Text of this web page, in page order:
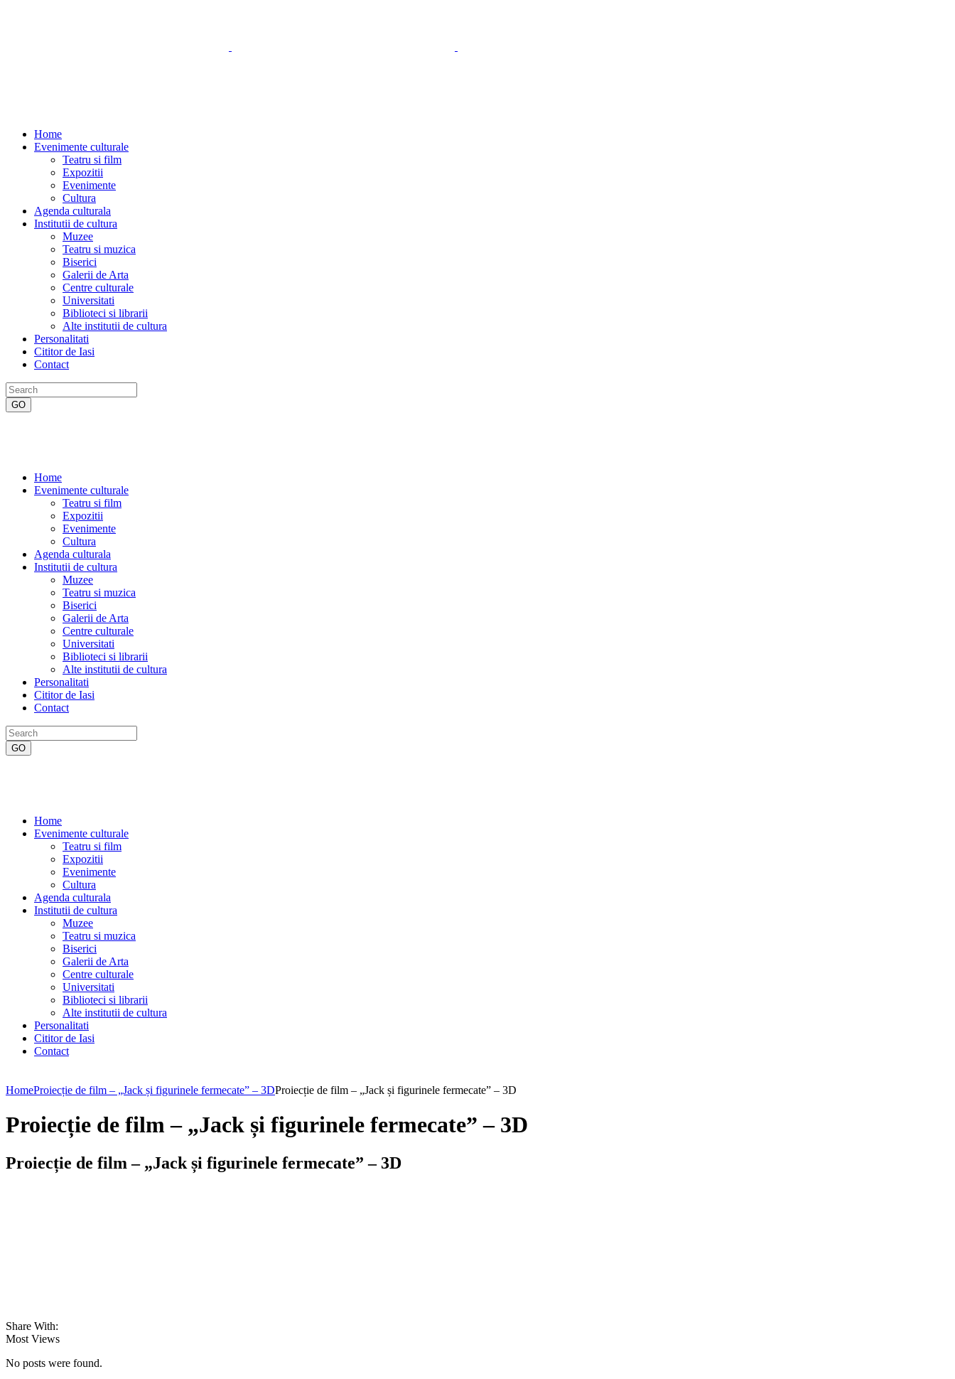
Home
Evenimente culturale
Teatru si film
Expozitii
Evenimente
Cultura
Agenda culturala
Institutii de cultura
Muzee
Teatru si muzica
Biserici
Galerii de Arta
Centre culturale
Universitati
Biblioteci si librarii
Alte institutii de cultura
Personalitati
Cititor de Iasi
Contact
Home
Evenimente culturale
Teatru si film
Expozitii
Evenimente
Cultura
Agenda culturala
Institutii de cultura
Muzee
Teatru si muzica
Biserici
Galerii de Arta
Centre culturale
Universitati
Biblioteci si librarii
Alte institutii de cultura
Personalitati
Cititor de Iasi
Contact
Home
Evenimente culturale
Teatru si film
Expozitii
Evenimente
Cultura
Agenda culturala
Institutii de cultura
Muzee
Teatru si muzica
Biserici
Galerii de Arta
Centre culturale
Universitati
Biblioteci si librarii
Alte institutii de cultura
Personalitati
Cititor de Iasi
Contact
HomeProiecție de film – „Jack și figurinele fermecate” – 3DProiecție de film – „Jack și figurinele fermecate” – 3D
Proiecție de film – „Jack și figurinele fermecate” – 3D
Proiecție de film – „Jack și figurinele fermecate” – 3D
Share With:
Most Views
No posts were found.